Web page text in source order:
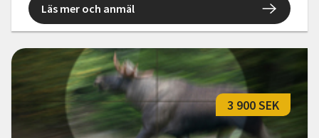
Läs mer och anmäl
3 900 SEK